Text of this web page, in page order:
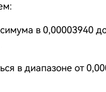
в 0,00003940
в диапазоне от